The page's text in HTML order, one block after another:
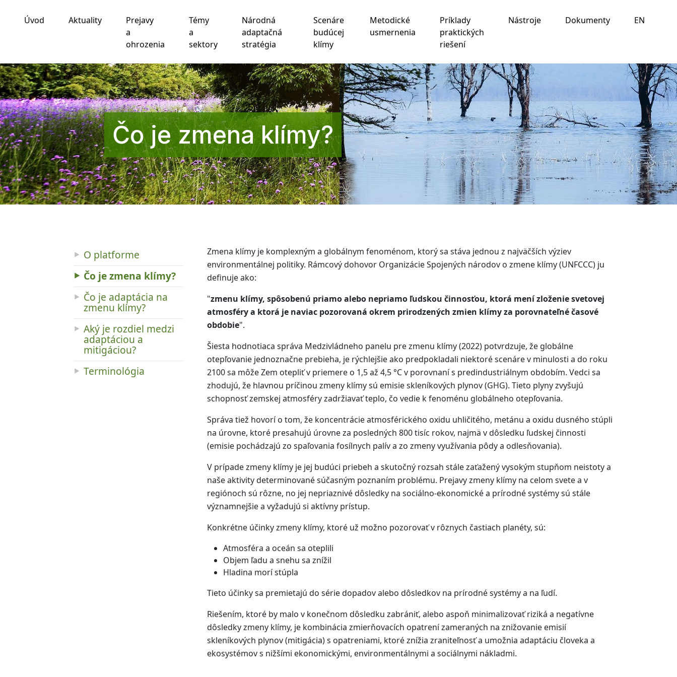
Používame cookies
funkčnosti webovej stránky,pre lepší zážitok na webe na meranie vášho záujmu o naše produkty a služby a na prispôsobenie marketingových interakcií
zobrazovanie reklám ktoré sú pre vás relevantnejšie.
Súhlasím Odmietam Zmeniť moje nastavenia
Úvod Aktuality
Prejavy
a
ohrozenia
Témy
a
sektory
Národná
adaptačná
stratégia
Scenáre
budúcej
klímy
Metodické
usmernenia
Príklady
praktických
riešení
Nástroje Dokumenty EN
Čo je zmena klímy?
Zmena klímy je komplexným a globálnym fenoménom, ktorý sa stáva jednou z najväčších výziev
environmentálnej politiky. Rámcový dohovor Organizácie Spojených národov o zmene klímy (UNFCCC) ju
definuje ako:
"zmenu klímy, spôsobenú priamo alebo nepriamo ľudskou činnosťou, ktorá mení zloženie svetovej
atmosféry a ktorá je naviac pozorovaná okrem prirodzených zmien klímy za porovnateľné časové
obdobie".
Šiesta hodnotiaca správa Medzivládneho panelu pre zmenu klímy (2022) potvrdzuje, že globálne
otepľovanie jednoznačne prebieha, je rýchlejšie ako predpokladali niektoré scenáre v minulosti a do roku
2100 sa môže Zem otepliť v priemere o 1,5 až 4,5 °C v porovnaní s predindustriálnym obdobím. Vedci sa
zhodujú, že hlavnou príčinou zmeny klímy sú emisie skleníkových plynov (GHG). Tieto plyny zvyšujú
schopnosť zemskej atmosféry zadržiavať teplo, čo vedie k fenoménu globálneho otepľovania.
Správa tiež hovorí o tom, že koncentrácie atmosférického oxidu uhličitého, metánu a oxidu dusného stúpli
na úrovne, ktoré presahujú úrovne za posledných 800 tisíc rokov, najmä v dôsledku ľudskej činnosti
(emisie pochádzajú zo spaľovania fosílnych palív a zo zmeny využívania pôdy a odlesňovania).
V prípade zmeny klímy je jej budúci priebeh a skutočný rozsah stále zaťažený vysokým stupňom neistoty a
naše aktivity determinované súčasným poznaním problému. Prejavy zmeny klímy na celom svete a v
regiónoch sú rôzne, no jej nepriaznivé dôsledky na sociálno-ekonomické a prírodné systémy sú stále
významnejšie a vyžadujú si aktívny prístup.
Konkrétne účinky zmeny klímy, ktoré už možno pozorovať v rôznych častiach planéty, sú:
Atmosféra a oceán sa oteplili
Objem ľadu a snehu sa znížil
Hladina morí stúpla
Tieto účinky sa premietajú do série dopadov alebo dôsledkov na prírodné systémy a na ľudí.
Riešením, ktoré by malo v konečnom dôsledku zabrániť, alebo aspoň minimalizovať riziká a negatívne
dôsledky zmeny klímy, je kombinácia zmierňovacích opatrení zameraných na znižovanie emisií
skleníkových plynov (mitigácia) s opatreniami, ktoré znížia zraniteľnosť a umožnia adaptáciu človeka a
ekosystémov s nižšími ekonomickými, environmentálnymi a sociálnymi nákladmi.
O platforme
Čo je zmena klímy?
Čo je adaptácia na
zmenu klímy?
Aký je rozdiel medzi
adaptáciou a
mitigáciou?
Terminológia